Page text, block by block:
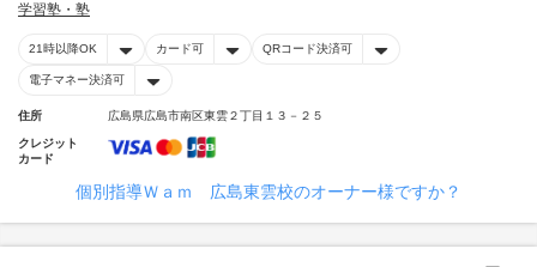
学習塾・塾
21時以降OK カード可 QRコード決済可
電子マネー決済可
住所 広島県広島市南区東雲２丁目１３－２５
クレジット
カード
個別指導Ｗａｍ 広島東雲校のオーナー様ですか？